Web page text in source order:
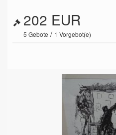
202 EUR
5 Gebote / 1 Vorgebot(e)